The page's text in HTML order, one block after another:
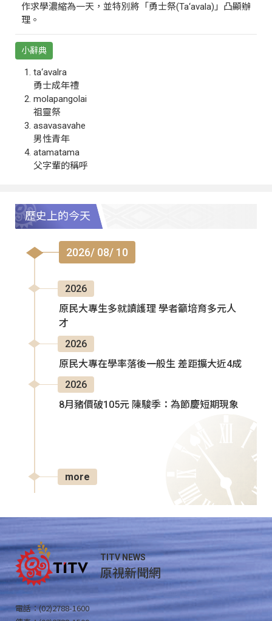
作求學濃縮為一天，並特別將「勇士祭(Ta‘avala)」凸顯辦
理。
小辭典
ta‘avalra
勇士成年禮
molapangolai
祖靈祭
asavasavahe
男性青年
atamatama
父字輩的稱呼
歷史上的今天
2026/ 08/ 10
2026
原民大專生多就讀護理 學者籲培育多元人
才
2026
原民大專在學率落後一般生 差距擴大近4成
2026
8月豬價破105元 陳駿季：為節慶短期現象
more
TITV NEWS
原視新聞網
電話：(02)2788-1600